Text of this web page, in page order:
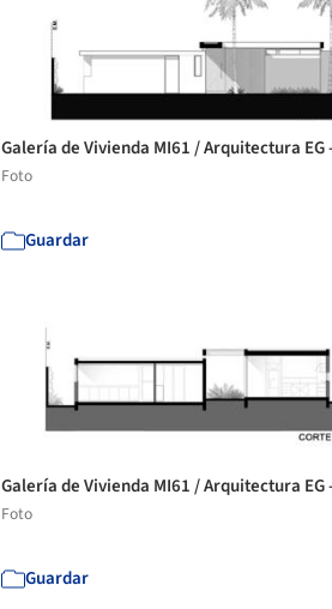
Galería de Vivienda MI61 / Arquitectura EG
Foto
Guardar
Galería de Vivienda MI61 / Arquitectura EG
Foto
Guardar